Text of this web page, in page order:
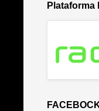
Plataforma